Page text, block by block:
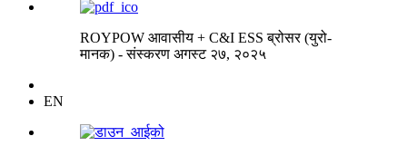
ROYPOW आवासीय + C&I ESS ब्रोसर (युरो-
मानक) - संस्करण अगस्ट २७, २०२५
EN